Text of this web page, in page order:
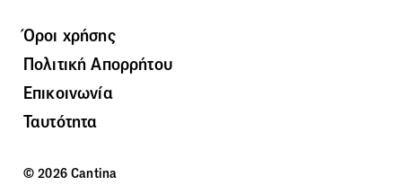
Όροι χρήσης
Πολιτική Απορρήτου
Επικοινωνία
Ταυτότητα
© 2026 Cantina